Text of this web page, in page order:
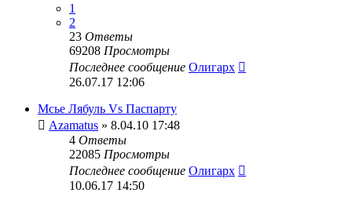
1
2
23 Ответы
69208 Просмотры
Последнее сообщение Олигарх
26.07.17 12:06
Мсье Лябуль Vs Паспарту
Azamatus » 8.04.10 17:48
4 Ответы
22085 Просмотры
Последнее сообщение Олигарх
10.06.17 14:50